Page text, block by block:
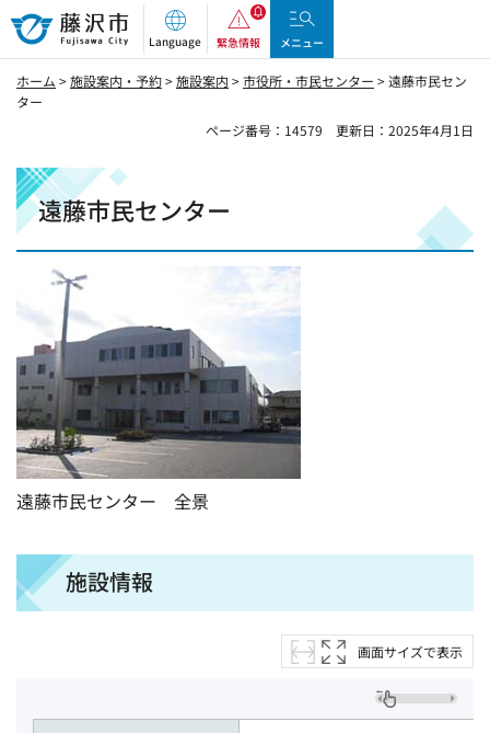
藤沢市
Language 緊急情報 メニュー
ホーム >施設案内・予約>施設案内 >市役所・市民センター > 遠藤市民セン
ター
ページ番号：14579
更新日：2025年4月1日
遠藤市民センター
遠藤市民センター 全景
施設情報
画面サイズで表示